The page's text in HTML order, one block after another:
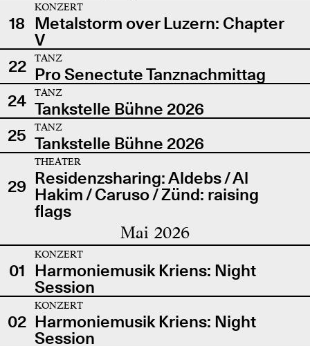
18
KONZERT
Metalstorm over Luzern: Chapter
V
22
TANZ
Pro Senectute Tanznachmittag
24
TANZ
Tankstelle Bühne 2026
25
TANZ
Tankstelle Bühne 2026
29
THEATER
Residenzsharing: Aldebs / Al
Hakim / Caruso / Zünd: raising
flags
Mai 2026
01
KONZERT
Harmoniemusik Kriens: Night
Session
02
KONZERT
Harmoniemusik Kriens: Night
Session